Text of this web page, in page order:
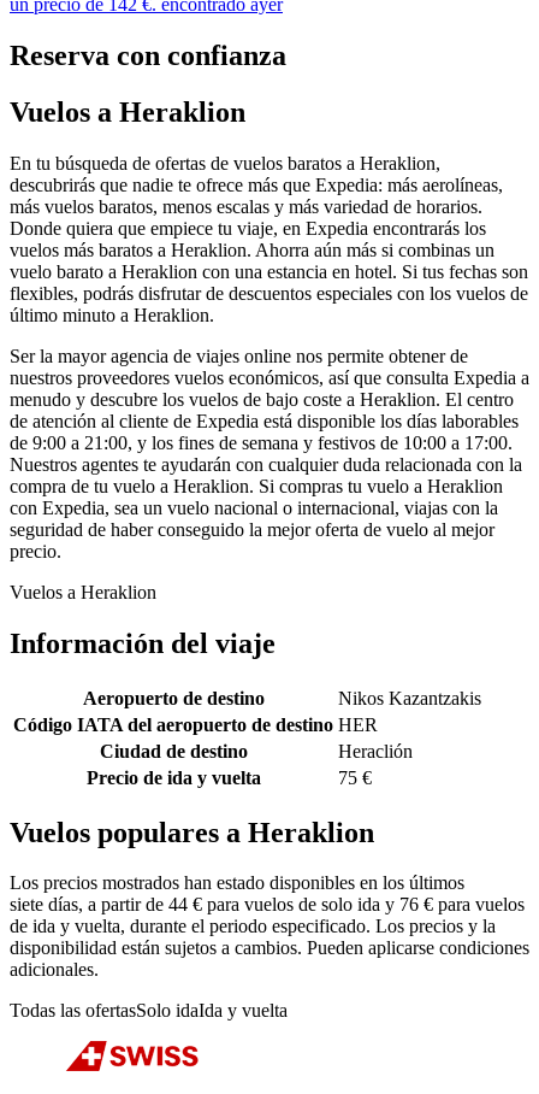
un precio de 142 €. encontrado ayer
Reserva con confianza
Vuelos a Heraklion
En tu búsqueda de ofertas de vuelos baratos a Heraklion,
descubrirás que nadie te ofrece más que Expedia: más aerolíneas,
más vuelos baratos, menos escalas y más variedad de horarios.
Donde quiera que empiece tu viaje, en Expedia encontrarás los
vuelos más baratos a Heraklion. Ahorra aún más si combinas un
vuelo barato a Heraklion con una estancia en hotel. Si tus fechas son
flexibles, podrás disfrutar de descuentos especiales con los vuelos de
último minuto a Heraklion.
Ser la mayor agencia de viajes online nos permite obtener de
nuestros proveedores vuelos económicos, así que consulta Expedia a
menudo y descubre los vuelos de bajo coste a Heraklion. El centro
de atención al cliente de Expedia está disponible los días laborables
de 9:00 a 21:00, y los fines de semana y festivos de 10:00 a 17:00.
Nuestros agentes te ayudarán con cualquier duda relacionada con la
compra de tu vuelo a Heraklion. Si compras tu vuelo a Heraklion
con Expedia, sea un vuelo nacional o internacional, viajas con la
seguridad de haber conseguido la mejor oferta de vuelo al mejor
precio.
Vuelos a Heraklion
Información del viaje
Aeropuerto de destino
Nikos Kazantzakis
Código IATA del aeropuerto de destino HER
Ciudad de destino
Heraclión
Precio de ida y vuelta
75 €
Vuelos populares a Heraklion
Los precios mostrados han estado disponibles en los últimos
siete días, a partir de 44 € para vuelos de solo ida y 76 € para vuelos
de ida y vuelta, durante el periodo especificado. Los precios y la
disponibilidad están sujetos a cambios. Pueden aplicarse condiciones
adicionales.
Todas las ofertasSolo idaIda y vuelta